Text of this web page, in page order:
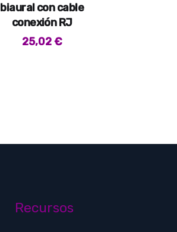
biaural con cable
conexión RJ
25,02€
Recursos